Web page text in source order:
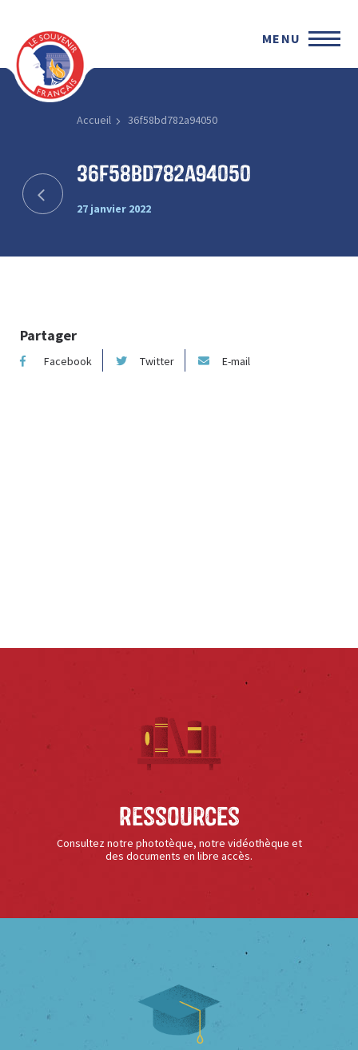
MENU
Accueil 36f58bd782a94050
36f58bd782a94050
27 janvier 2022
Partager
Facebook Twitter E-mail
Ressources
Consultez notre phototèque, notre vidéothèque et
des documents en libre accès.